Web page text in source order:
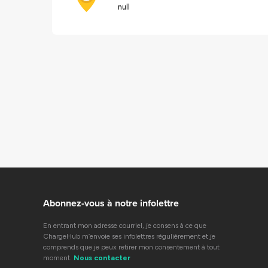
null
Abonnez-vous à notre infolettre
En entrant mon adresse courriel, je consens à ce que
ChargeHub m’envoie ses infolettres régulièrement et je
comprends que je peux retirer mon consentement à tout
moment. Nous contacter